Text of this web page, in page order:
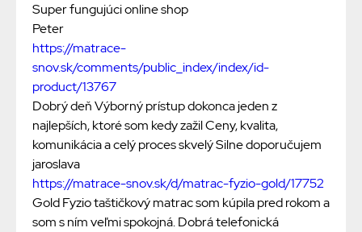
Super fungujúci online shop
Peter
https://matrace-
snov.sk/comments/public_index/index/id-
product/13767
Dobrý deň Výborný prístup dokonca jeden z
najlepších, ktoré som kedy zažil Ceny, kvalita,
komunikácia a celý proces skvelý Silne doporučujem
jaroslava
https://matrace-snov.sk/d/matrac-fyzio-gold/17752
Gold Fyzio taštičkový matrac som kúpila pred rokom a
som s ním veľmi spokojná. Dobrá telefonická